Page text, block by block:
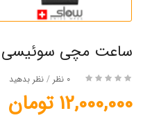
ساعت مچی سوئیسی SLOW "JO" – 24
0 نظر / نظر بدهید
12,000,000 تومان